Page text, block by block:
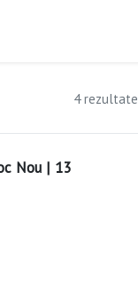
4 rezultate
Nou | 13